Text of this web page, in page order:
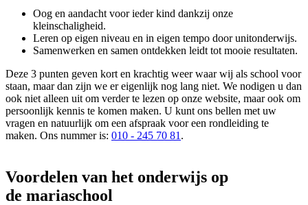
Oog en aandacht voor ieder kind dankzij onze
kleinschaligheid.
Leren op eigen niveau en in eigen tempo door unitonderwijs.
Samenwerken en samen ontdekken leidt tot mooie resultaten.
Deze 3 punten geven kort en krachtig weer waar wij als school voor
staan, maar dan zijn we er eigenlijk nog lang niet. We nodigen u dan
ook niet alleen uit om verder te lezen op onze website, maar ook om
persoonlijk kennis te komen maken. U kunt ons bellen met uw
vragen en natuurlijk om een afspraak voor een rondleiding te
maken. Ons nummer is: 010 - 245 70 81 .
Voordelen van het onderwijs op
de mariaschool